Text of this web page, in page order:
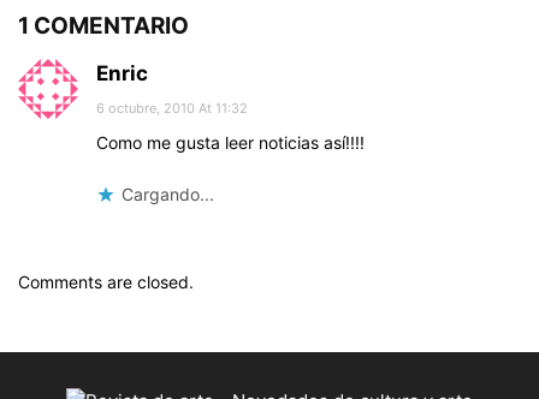
1 COMENTARIO
Enric
6 octubre, 2010 At 11:32
Como me gusta leer noticias así!!!!
Cargando...
Comments are closed.